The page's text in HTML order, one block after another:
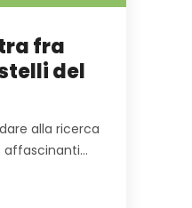
fra
del
alla ricerca
affascinanti…